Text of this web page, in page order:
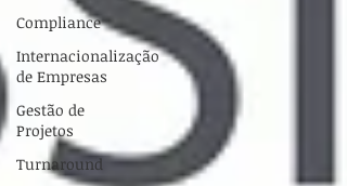
Compliance
Internacionalização
de Empresas
Gestão de
Projetos
Turnaround